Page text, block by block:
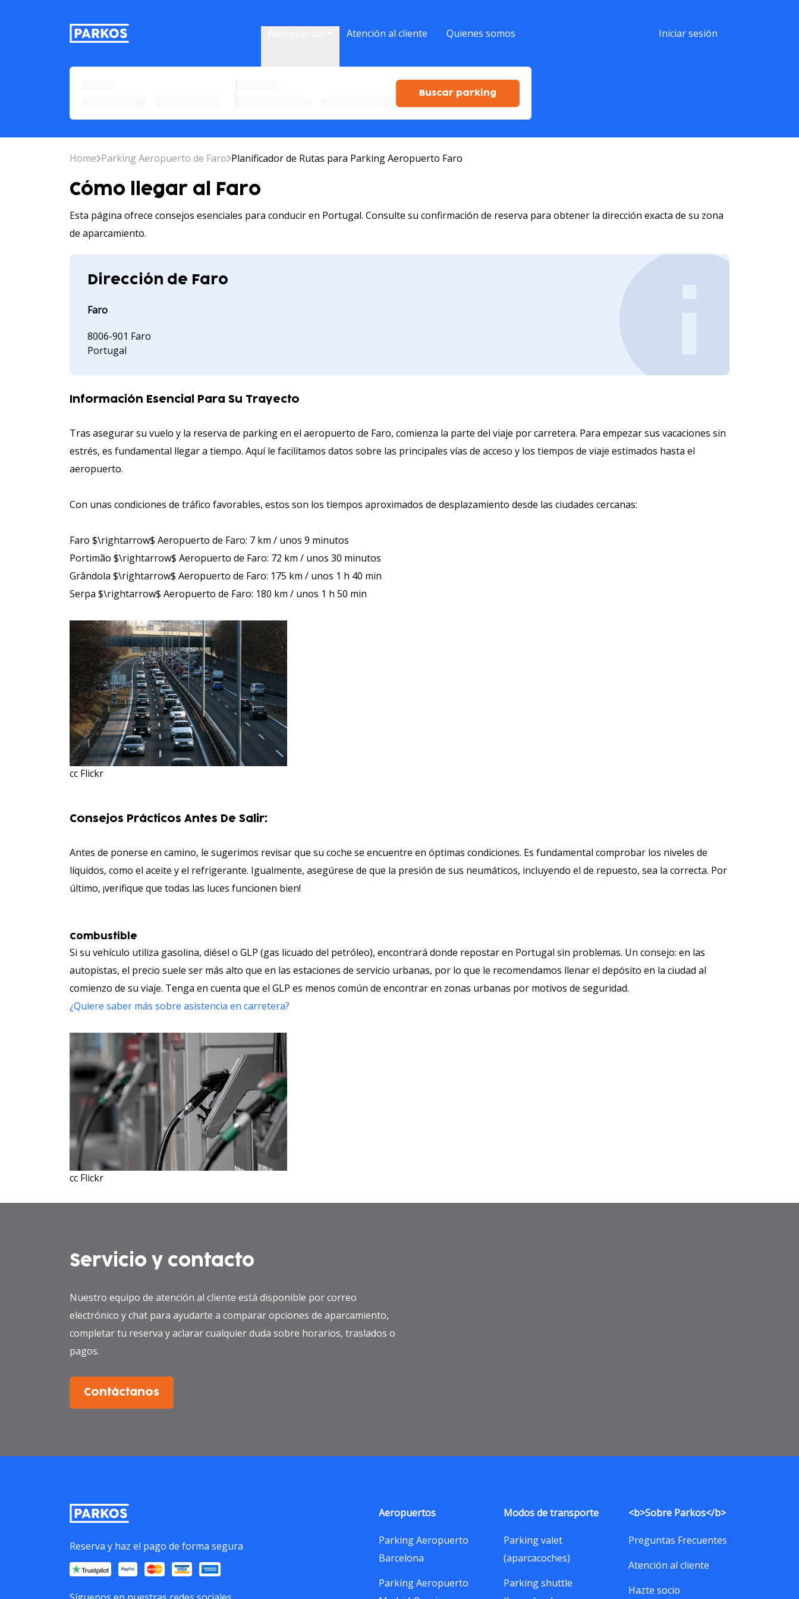
etiqueta-de-navegación-principal Atención al cliente Quienes somos Iniciar sesión
Buscar parking
Home Parking Aeropuerto de Faro Planificador de Rutas para Parking Aeropuerto Faro
Cómo llegar al Faro
Esta página ofrece consejos esenciales para conducir en Portugal. Consulte su confirmación de reserva para obtener la dirección exacta de su zona
de aparcamiento.
Dirección de Faro
Faro
8006-901 Faro
Portugal
Información Esencial Para Su Trayecto
Tras asegurar su vuelo y la reserva de parking en el aeropuerto de Faro, comienza la parte del viaje por carretera. Para empezar sus vacaciones sin
estrés, es fundamental llegar a tiempo. Aquí le facilitamos datos sobre las principales vías de acceso y los tiempos de viaje estimados hasta el
aeropuerto.
Con unas condiciones de tráfico favorables, estos son los tiempos aproximados de desplazamiento desde las ciudades cercanas:
Faro $\rightarrow$ Aeropuerto de Faro: 7 km / unos 9 minutos
Portimão $\rightarrow$ Aeropuerto de Faro: 72 km / unos 30 minutos
Grândola $\rightarrow$ Aeropuerto de Faro: 175 km / unos 1 h 40 min
Serpa $\rightarrow$ Aeropuerto de Faro: 180 km / unos 1 h 50 min
cc Flickr
Consejos Prácticos Antes De Salir:
Antes de ponerse en camino, le sugerimos revisar que su coche se encuentre en óptimas condiciones. Es fundamental comprobar los niveles de
líquidos, como el aceite y el refrigerante. Igualmente, asegúrese de que la presión de sus neumáticos, incluyendo el de repuesto, sea la correcta. Por
último, ¡verifique que todas las luces funcionen bien!
Combustible
Si su vehículo utiliza gasolina, diésel o GLP (gas licuado del petróleo), encontrará donde repostar en Portugal sin problemas. Un consejo: en las
autopistas, el precio suele ser más alto que en las estaciones de servicio urbanas, por lo que le recomendamos llenar el depósito en la ciudad al
comienzo de su viaje. Tenga en cuenta que el GLP es menos común de encontrar en zonas urbanas por motivos de seguridad.
¿Quiere saber más sobre asistencia en carretera?
cc Flickr
Servicio y contacto
Nuestro equipo de atención al cliente está disponible por correo
electrónico y chat para ayudarte a comparar opciones de aparcamiento,
completar tu reserva y aclarar cualquier duda sobre horarios, traslados o
pagos.
Contáctanos
Reserva y haz el pago de forma segura
Aeropuertos
Parking Aeropuerto
Barcelona
Parking Aeropuerto
Modos de transporte
Parking valet
(aparcacoches)
Parking shuttle
<b>Sobre Parkos</b>
Preguntas Frecuentes
Atención al cliente
Hazte socio